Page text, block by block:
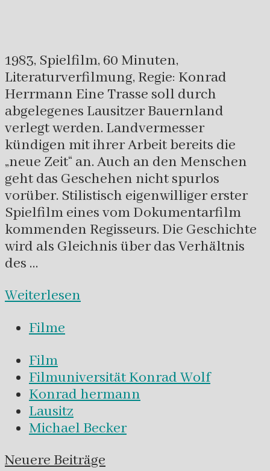
1983, Spielfilm, 60 Minuten,
Literaturverfilmung, Regie: Konrad
Herrmann Eine Trasse soll durch
abgelegenes Lausitzer Bauernland
verlegt werden. Landvermesser
kündigen mit ihrer Arbeit bereits die
„neue Zeit“ an. Auch an den Menschen
geht das Geschehen nicht spurlos
vorüber. Stilistisch eigenwilliger erster
Spielfilm eines vom Dokumentarfilm
kommenden Regisseurs. Die Geschichte
wird als Gleichnis über das Verhältnis
des …
Weiterlesen
Filme
Film
Filmuniversität Konrad Wolf
Konrad hermann
Lausitz
Michael Becker
Navigation
Neuere Beiträge